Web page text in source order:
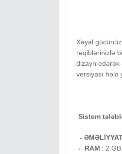
Xəyal
rəqiblərinizlə
dizayn edərək
versiyası hələ
Sistem
-
- RAM : 2